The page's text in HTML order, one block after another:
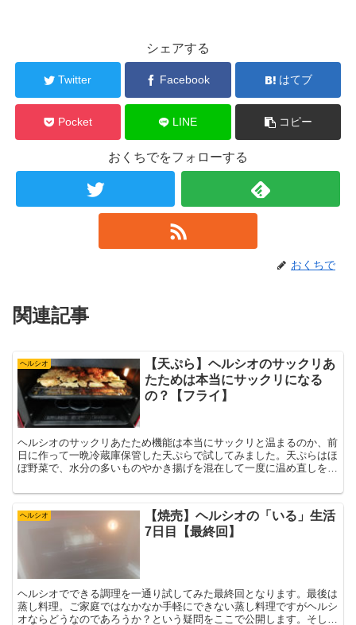
シェアする
Twitter Facebook はてブ
Pocket LINE コピー
おくちでをフォローする
おくちで
関連記事
ヘルシオ
【天ぷら】ヘルシオのサックリあ
たためは本当にサックリになる
の？【フライ】
ヘルシオのサックリあたため機能は本当にサックリと温まるのか、前
日に作って一晩冷蔵庫保管した天ぷらで試してみました。天ぷらはほ
ぼ野菜で、水分の多いものやかき揚げを混在して一度に温め直しをし
分もまとめています。
ヘルシオ
【焼売】ヘルシオの「いる」生活
7日目【最終回】
ヘルシオでできる調理を一通り試してみた最終回となります。最後は
蒸し料理。ご家庭ではなかなか手軽にできない蒸し料理ですがヘルシ
オならどうなのであろうか？という疑問をここで公開します。そして